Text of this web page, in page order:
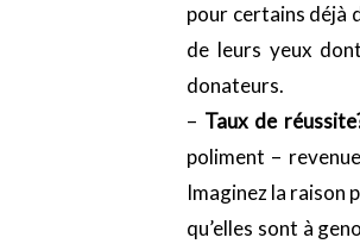
pour certains déjà
de leurs yeux
donateurs.
– Taux de
poliment –
Imaginez la raison
qu’elles sont à